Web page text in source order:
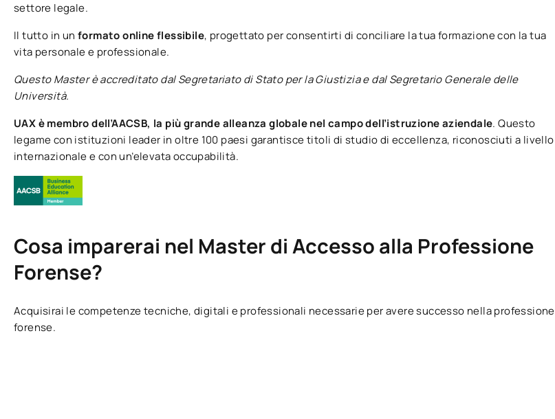
settore legale.
Il tutto in un formato online flessibile, progettato per consentirti di conciliare la tua formazione con la tua
vita personale e professionale.
Questo Master è accreditato dal Segretariato di Stato per la Giustizia e dal Segretario Generale delle
Università.
UAX è membro dell’AACSB, la più grande alleanza globale nel campo dell’istruzione aziendale. Questo
legame con istituzioni leader in oltre 100 paesi garantisce titoli di studio di eccellenza, riconosciuti a livello
internazionale e con un’elevata occupabilità.
Cosa imparerai nel Master di Accesso alla Professione
Forense?
Acquisirai le competenze tecniche, digitali e professionali necessarie per avere successo nella professione
forense.